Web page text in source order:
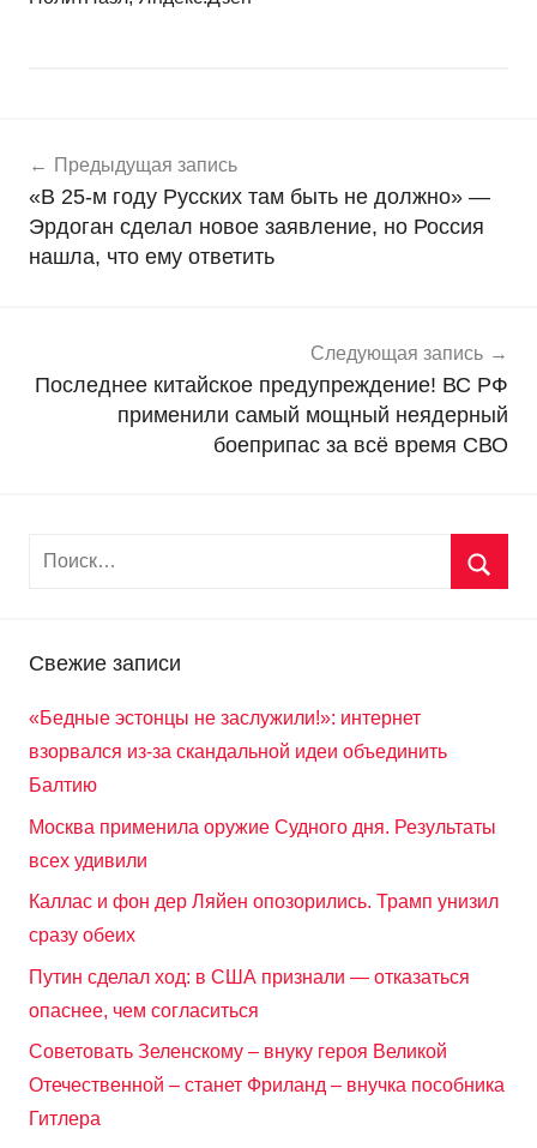
о
в
о
с
по
записям
Предыдущая запись
«В 25-м году Русских там быть не должно» —
Эрдоган сделал новое заявление, но Россия
нашла, что ему ответить
Следующая запись
Последнее китайское предупреждение! ВС РФ
применили самый мощный неядерный
боеприпас за всё время СВО
Свежие записи
«Бедные эстонцы не заслужили!»: интернет
взорвался из-за скандальной идеи объединить
Балтию
Москва применила оружие Судного дня. Результаты
всех удивили
Каллас и фон дер Ляйен опозорились. Трамп унизил
сразу обеих
Путин сделал ход: в США признали — отказаться
опаснее, чем согласиться
Советовать Зеленскому – внуку героя Великой
Отечественной – станет Фриланд – внучка пособника
Гитлера